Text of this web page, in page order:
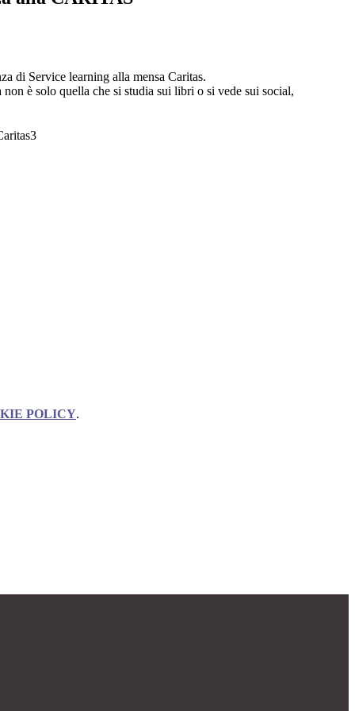
di Service learning alla mensa Caritas.
è solo quella che si studia sui libri o si vede sui social,
POLICY.